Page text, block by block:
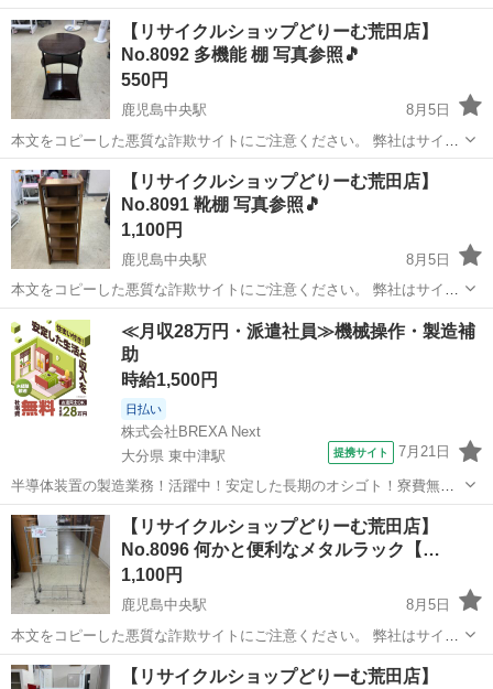
【リサイクルショップどりーむ荒田店】
No.8092 多機能 棚 写真参照🎵
550円
鹿児島中央駅
8月5日
本文をコピーした悪質な詐欺サイトにご注意ください。 弊社はサイト
内でのクレジット決済や銀行振り込みを致しておりません。 リサイク
ルショップどりーむ掲載商品を ご覧下さいまして誠にありがとうござ
います。 どりー...
鹿児島 鹿児島市 鹿児島中央駅 収納家具 商品
【リサイクルショップどりーむ荒田店】
No.8091 靴棚 写真参照🎵
1,100円
鹿児島中央駅
8月5日
本文をコピーした悪質な詐欺サイトにご注意ください。 弊社はサイト
内でのクレジット決済や銀行振り込みを致しておりません。 リサイク
ルショップどりーむ掲載商品を ご覧下さいまして誠にありがとうござ
います。 どりー...
鹿児島 鹿児島市 鹿児島中央駅 収納家具 商品
≪月収28万円・派遣社員≫機械操作・製造補
助
時給1,500円
日払い
株式会社BREXA Next
大分県 東中津駅
提携サイト 7月21日
半導体装置の製造業務！活躍中！安定した長期のオシゴト！寮費無料
★赴任旅費会社負担◎20代～40代の男性活躍中★未経験活躍中！高時
給1,500円！《大分県中津市》 人気の工場のお仕事 ◇半導体装置内部
のシート製造◇ ＊クリー...
大分 中津市 東中津駅
【リサイクルショップどりーむ荒田店】
No.8096 何かと便利なメタルラック【…
1,100円
鹿児島中央駅
8月5日
本文をコピーした悪質な詐欺サイトにご注意ください。 弊社はサイト
内でのクレジット決済や銀行振り込みを致しておりません。 リサイク
ルショップどりーむ掲載商品を ご覧下さいまして誠にありがとうござ
鹿児島 鹿児島市 鹿児島中央駅 収納家具 商品
【リサイクルショップどりーむ荒田店】